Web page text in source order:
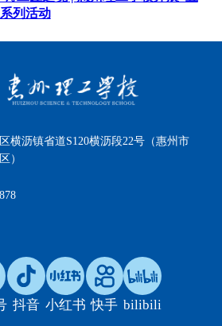
列活动
横沥镇省道S120横沥段22号（惠州市
）
抖音 小红书 快手 bilibili